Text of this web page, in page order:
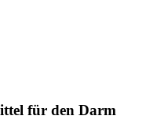
für den Darm